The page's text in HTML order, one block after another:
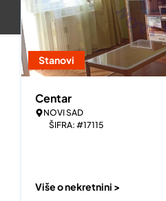
Stanovi
Centar
NOVI SAD
ŠIFRA: #17115
Više o nekretnini >